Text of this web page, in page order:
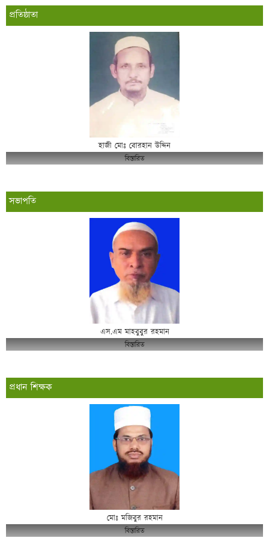
প্রতিষ্ঠাতা
হাজী মোঃ বোরহান উদ্দিন
বিস্তারিত
সভাপতি
এস.এম মাহবুবুর রহমান
বিস্তারিত
প্রধান শিক্ষক
মোঃ মজিবুর রহমান
বিস্তারিত